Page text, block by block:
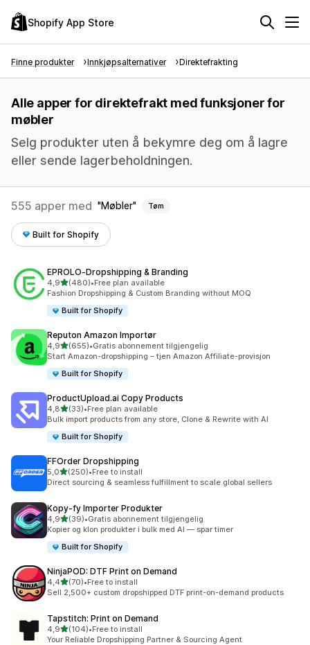
Shopify App Store
Finne produkter Innkjøpsalternativer Direktefrakting
Alle apper for direktefrakt med funksjoner for
møbler
Selg produkter uten å bekymre deg om å lagre
eller sende lagerbeholdningen.
555 apper med Møbler Tøm
Built for Shopify
EPROLO‑Dropshipping & Branding
4,9av 5 stjerner
(480)
Totalt 480 omtaler
•Free plan available
Fashion Dropshipping & Custom Branding without MOQ
Built for Shopify
Reputon Amazon Importør
4,9av 5 stjerner
(655)
Totalt 655 omtaler
•Gratis abonnement tilgjengelig
Start Amazon-dropshipping – tjen Amazon Affiliate-provisjon
Built for Shopify
ProductUpload.ai Copy Products
4,8av 5 stjerner
(33)
Totalt 33 omtaler
•Free plan available
Bulk import products from any store, Clone & Rewrite with AI
Built for Shopify
FFOrder Dropshipping
5,0av 5 stjerner
(250)
Totalt 250 omtaler
•Free to install
Direct sourcing & seamless fulfillment to scale global sellers
Kopy‑fy Importer Produkter
4,9av 5 stjerner
(39)
Totalt 39 omtaler
•Gratis abonnement tilgjengelig
Kopier og klon produkter i bulk med AI — spar timer
Built for Shopify
NinjaPOD: DTF Print on Demand
4,4av 5 stjerner
(70)
Totalt 70 omtaler
•Free to install
Sell 2,500+ custom dropshipped DTF print-on-demand products
Tapstitch: Print on Demand
4,9av 5 stjerner
(104)
Totalt 104 omtaler
•Free to install
Your Reliable Dropshipping Partner & Sourcing Agent